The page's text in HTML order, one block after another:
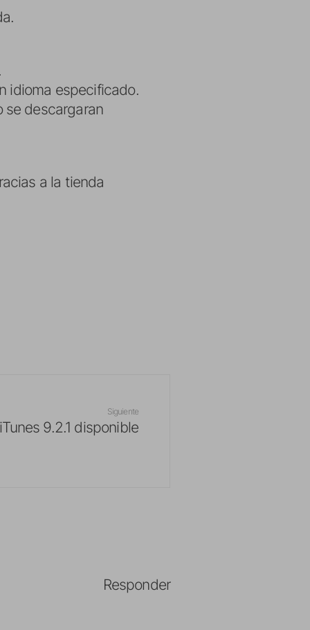
idioma especificado.
se descargaran
a la tienda
Siguiente
iTunes 9.2.1 disponible
Responder